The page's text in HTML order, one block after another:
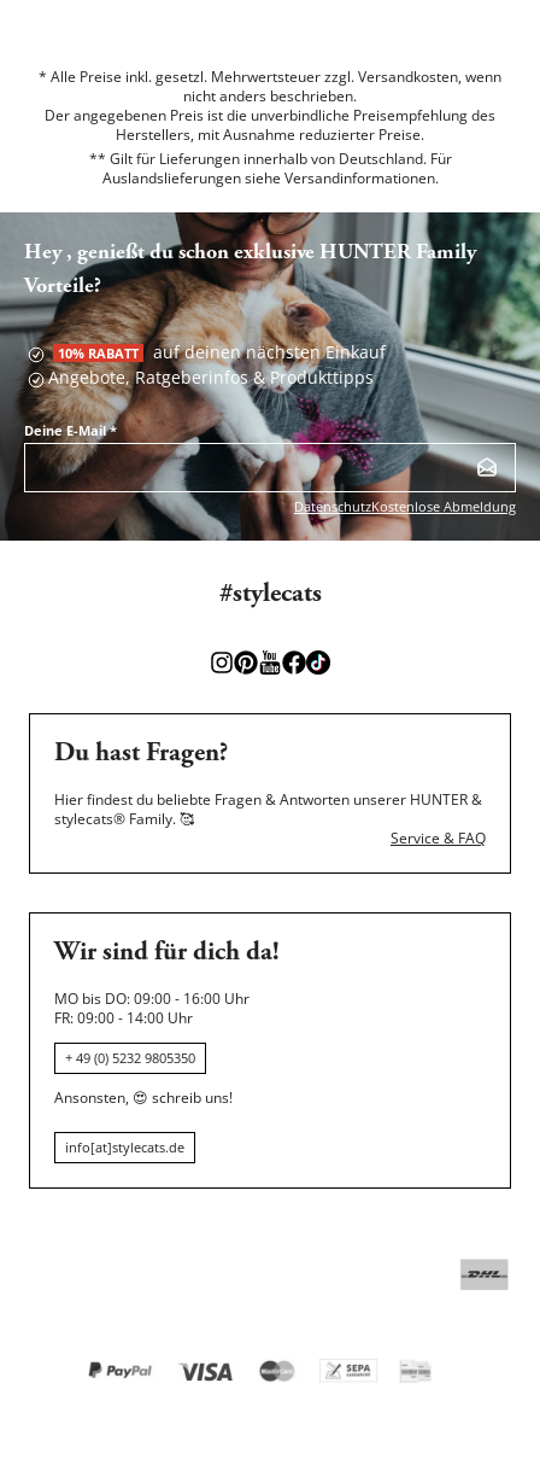
* Alle Preise inkl. gesetzl. Mehrwertsteuer zzgl. Versandkosten, wenn
nicht anders beschrieben.
Der angegebenen Preis ist die unverbindliche Preisempfehlung des
Herstellers, mit Ausnahme reduzierter Preise.
** Gilt für Lieferungen innerhalb von Deutschland. Für
Auslandslieferungen siehe Versandinformationen.
Hey , genießt du schon exklusive HUNTER Family
Vorteile?
10% RABATT auf deinen nächsten Einkauf
Angebote, Ratgeberinfos & Produkttipps
Deine E-Mail*
DatenschutzKostenlose Abmeldung
#stylecats
Du hast Fragen?
Hier findest du beliebte Fragen & Antworten unserer HUNTER &
stylecats® Family.🥰
Service & FAQ
Wir sind für dich da!
MO bis DO: 09:00 - 16:00 Uhr
FR: 09:00 - 14:00 Uhr
+ 49 (0) 5232 9805350
Ansonsten, 😍 schreib uns!
info[at]stylecats.de